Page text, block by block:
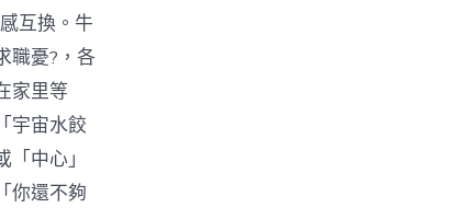
互換。牛
職憂?，各
家里等
宇宙水餃
中心」
你還不夠